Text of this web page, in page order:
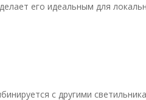
его идеальным для
с другими